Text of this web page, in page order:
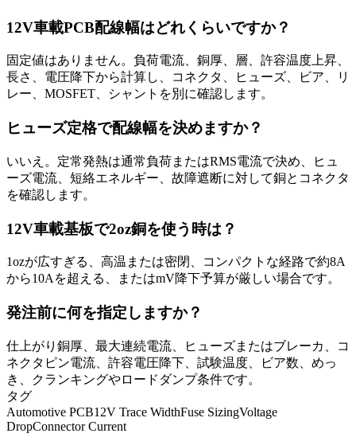
12V車載PCB配線幅はどれくらいですか？
固定値はありません。負荷電流、銅厚、層、許容温度上昇、
長さ、電圧降下から計算し、コネクタ、ヒューズ、ビア、リ
レー、MOSFET、シャントを別に確認します。
ヒューズ定格で配線幅を決めますか？
いいえ。定常発熱は通常負荷またはRMS電流で決め、ヒュ
ーズ電流、短絡エネルギー、故障遮断に対して銅とコネクタ
を確認します。
12V車載基板で2oz銅を使う時は？
1ozが広すぎる、高温または密閉、コンパクトな経路で約8A
から10Aを超える、またはmV降下予算が厳しい場合です。
発注前に何を指定しますか？
仕上がり銅厚、最大連続電流、ヒューズまたはブレーカ、コ
ネクタピン電流、許容電圧降下、試験温度、ビア数、めっ
き、クランキングやロードダンプ条件です。
タグ
Automotive PCB12V Trace WidthFuse SizingVoltage
DropConnector Current